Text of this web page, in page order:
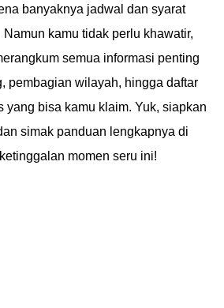
banyaknya jadwal dan syarat
kamu tidak perlu khawatir,
semua informasi penting
pembagian wilayah, hingga daftar
yang bisa kamu klaim. Yuk, siapkan
simak panduan lengkapnya di
momen seru ini!